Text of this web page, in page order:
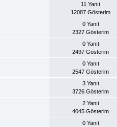
11 Yanıt
12087 Gösterim
0 Yanıt
2327 Gösterim
0 Yanıt
2497 Gösterim
0 Yanıt
2547 Gösterim
3 Yanıt
3726 Gösterim
2 Yanıt
4045 Gösterim
0 Yanıt